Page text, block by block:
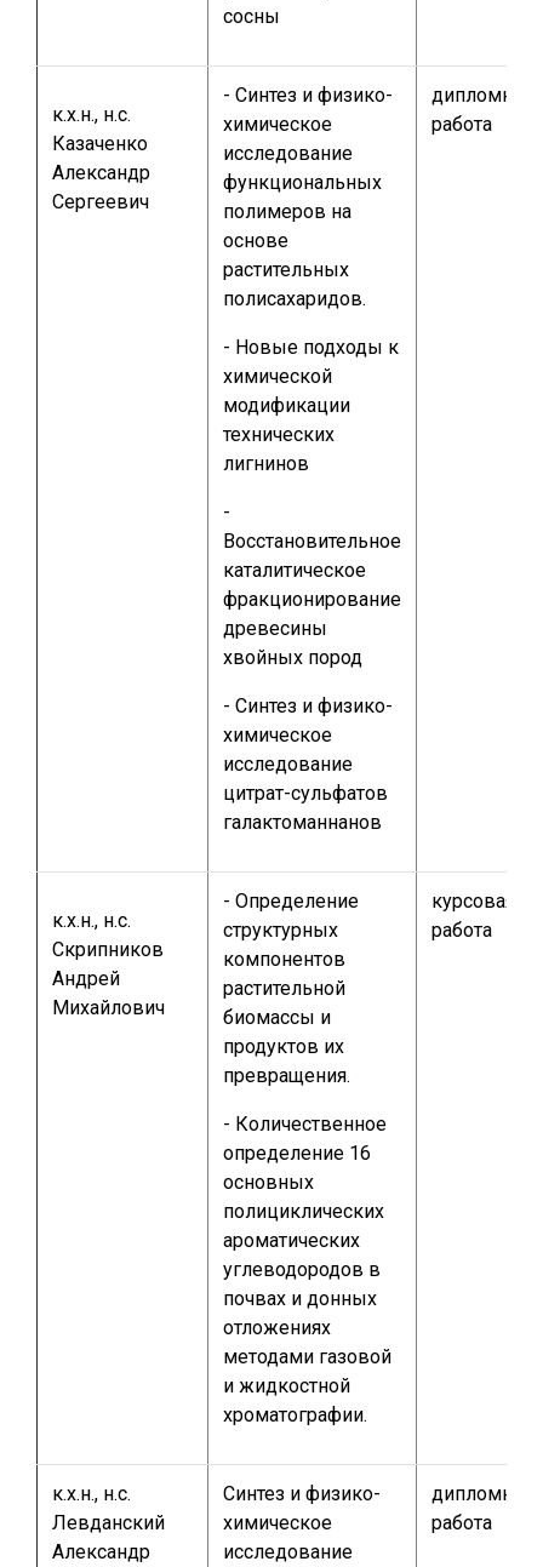
сосны
к.х.н., н.с.
Казаченко
Александр
Сергеевич
- Синтез и физико-
химическое
исследование
функциональных
полимеров на
основе
растительных
полисахаридов.
- Новые подходы к
химической
модификации
технических
лигнинов
-
Восстановительное
каталитическое
фракционирование
древесины
хвойных пород
- Синтез и физико-
химическое
исследование
цитрат-сульфатов
галактоманнанов
дипломная
работа
к.х.н., н.с.
Скрипников
Андрей
Михайлович
- Определение
структурных
компонентов
растительной
биомассы и
продуктов их
превращения.
- Количественное
определение 16
основных
полициклических
ароматических
углеводородов в
почвах и донных
отложениях
методами газовой
и жидкостной
хроматографии.
курсовая
работа
к.х.н., н.с.
Левданский
Александр
Синтез и физико-
химическое
исследование
дипломная
работа